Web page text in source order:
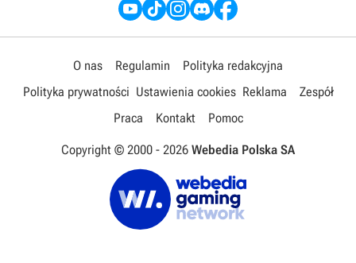
O nas Regulamin
Polityka redakcyjna
Polityka prywatności Ustawienia cookies Reklama
Zespół
Praca
Kontakt Pomoc
Copyright © 2000 - 2026 Webedia Polska SA